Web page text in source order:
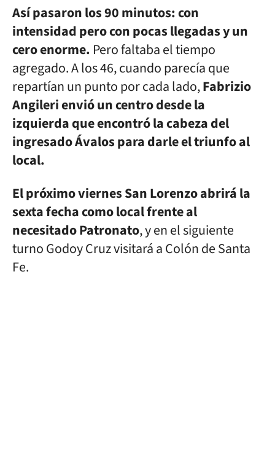
Así pasaron los 90 minutos: con
intensidad pero con pocas llegadas y un
cero enorme. Pero faltaba el tiempo
agregado. A los 46, cuando parecía que
repartían un punto por cada lado,Fabrizio
Angileri envió un centro desde la
izquierda que encontró la cabeza del
ingresado Ávalos para darle el triunfo al
local.
El próximo viernes San Lorenzo abrirá la
sexta fecha como local frente al
necesitado Patronato, y en el siguiente
turno Godoy Cruz visitará a Colón de Santa
Fe.